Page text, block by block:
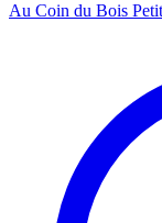
Au Coin du Bois